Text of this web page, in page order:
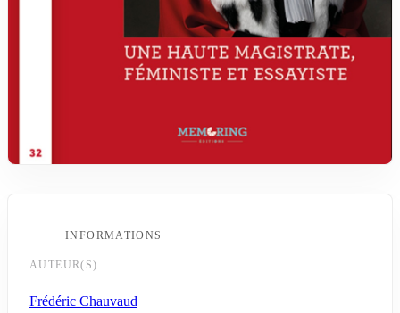
INFORMATIONS
AUTEUR(S)
Frédéric Chauvaud